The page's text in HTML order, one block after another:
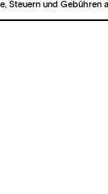
Steuern und Gebühren